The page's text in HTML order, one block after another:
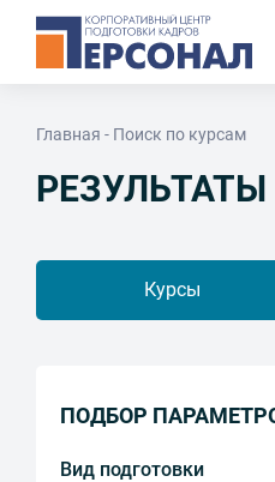
Главная Поиск по курсам
Курсы
ПОДБОР
Вид подготовки